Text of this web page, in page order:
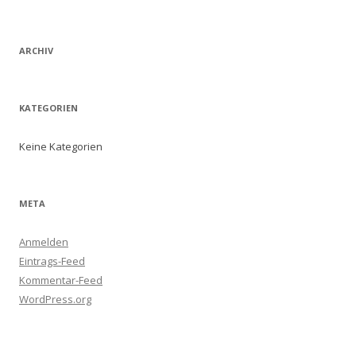
ARCHIV
KATEGORIEN
Keine Kategorien
META
Anmelden
Eintrags-Feed
Kommentar-Feed
WordPress.org